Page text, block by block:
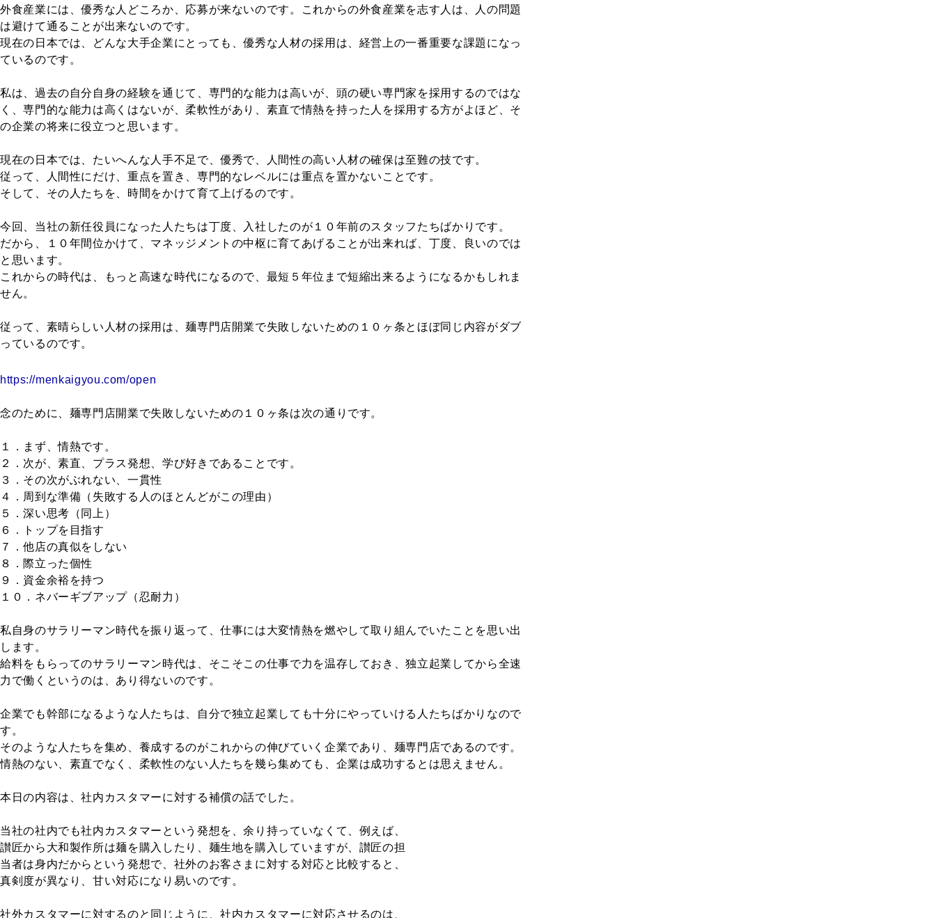
外食産業には、優秀な人どころか、応募が来ないのです。
これからの外食産業を志す人は、人の問題
は避けて通ることが出来ないのです。
現在の日本では、どんな大手企業にとっても、優秀な人材の採用は、経営上の一番重要な課題になっ
ているのです。
私は、過去の自分自身の経験を通じて、専門的な能力は高いが、頭の硬い専門家を採用するのではな
く、専門的な能力は高くはないが、柔軟性があり、素直で情熱を持った人を採用する方がよほど、そ
の企業の将来に役立つと思います。
現在の日本では、たいへんな人手不足で、優秀で、人間性の高い人材の確保は至難の技です。
従って、人間性にだけ、重点を置き、専門的なレベルには重点を置かないこと です。
そして、その人たちを、時間をかけて育て上げるのです。
今回、当社の新任役員になった人たちは丁度、入社したのが１０年前のスタッフたちばかりです。
だから、１０年間位かけて、マネッジメントの中枢に育てあげることが出来れば、丁度、良いのでは
と思います。
これからの時代は、もっと高速な時代になるので、最短５年位まで短縮出来る ようになるかもしれま
せん。
従って、素晴らしい人材の採用は、麺専門店開業で失敗しないための１０ヶ条とほぼ同じ内容がダブ
っているのです。
https://menkaigyou.com/open
念のために、麺専門店開業で失敗しないための１０ヶ条は次の通りです。
１．まず、情熱です。
２．次が、素直、プラス発想、学び好きであることです。
３．その次がぶれない、一貫性
４．周到な準備（失敗する人のほとんどがこの理由）
５．深い思考（同上）
６．トップを目指す
７．他店の真似をしない
８．際立った個性
９．資金余裕を持つ
１０．ネバーギブアップ（忍耐力）
私自身のサラリーマン時代を振り返って、仕事には大変情熱を燃やして取り組 んでいたことを思い出
します。
給料をもらってのサラリーマン時代は、そこそこの仕事で力を温存しておき、独立起業してから全速
力で働くというのは、あり得ないのです。
企業でも幹部になるような人たちは、自分で独立起業しても十分にやっていける人たちばかりなので
す。
そのような人たちを集め、養成するのがこれからの伸びていく企業であり、麺専門店であるのです。
情熱のない、素直でなく、柔軟性のない人たちを幾ら集めても、企業は成功するとは思えません。
本日の内容は、社内カスタマーに対する補償の話でした。
当社の社内でも社内カスタマーという発想を、余り持っていなくて、例えば、
讃匠から大和製作所は麺を購入したり、麺生地を購入していますが、讃匠の担
当者は身内だからという発想で、社外のお客さまに対する対応と比較すると、
真剣度が異なり、甘い対応になり易いのです。
社外カスタマーに対するのと同じように、社内カスタマーに対応させるのは、